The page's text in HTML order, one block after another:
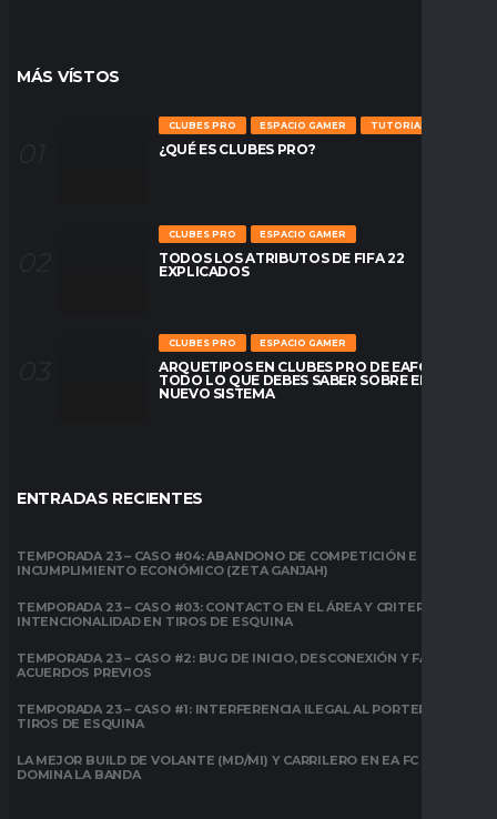
MÁS VÍSTOS
CLUBES PRO ESPACIO GAMER TUTORIALES
¿QUÉ ES CLUBES PRO?
CLUBES PRO ESPACIO GAMER
TODOS LOS ATRIBUTOS DE FIFA 22
EXPLICADOS
CLUBES PRO ESPACIO GAMER
ARQUETIPOS EN CLUBES PRO DE EAFC26:
TODO LO QUE DEBES SABER SOBRE EL
NUEVO SISTEMA
ENTRADAS RECIENTES
TEMPORADA 23 – CASO #04: ABANDONO DE COMPETICIÓN E
INCUMPLIMIENTO ECONÓMICO (ZETA GANJAH)
TEMPORADA 23 – CASO #03: CONTACTO EN EL ÁREA Y CRITERIO DE
INTENCIONALIDAD EN TIROS DE ESQUINA
TEMPORADA 23 – CASO #2: BUG DE INICIO, DESCONEXIÓN Y FALTA DE
ACUERDOS PREVIOS
TEMPORADA 23 – CASO #1: INTERFERENCIA ILEGAL AL PORTERO EN
TIROS DE ESQUINA
LA MEJOR BUILD DE VOLANTE (MD/MI) Y CARRILERO EN EA FC 26:
DOMINA LA BANDA